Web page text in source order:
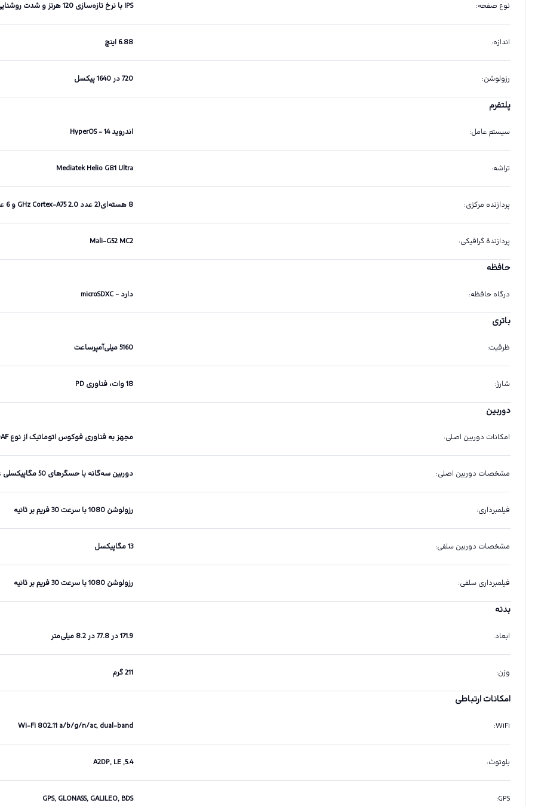
نوع صفحه: IPS با نرخ تازه‌سازی 120 هرتز و شدت روشنایی حداکثری 600 نیت
اندازه: 6.88 اینچ
رزولوشن: 720 در 1640 پیکسل
پلتفرم
سیستم عامل: اندروید 14 - HyperOS
تراشه:
Mediatek Helio G81 Ultra
پردازنده مرکزی: 8 هسته‌ای(2 عدد 2.0 GHz Cortex-A75 و 6 عدد 1.8 GHz Cortex-A55)
پردازندهٔ گرافیکی:
Mali-G52 MC2
حافظه
درگاه حافظه: دارد - microSDXC
باتری
ظرفیت: 5160 میلی‌آمپرساعت
شارژ: 18 وات، فناوری ‌PD
دوربین
امکانات دوربین اصلی: مجهز به فناوری فوکوس اتوماتیک از نوع PDAF، قابلیت عکاسی HDR
مشخصات دوربین اصلی: دوربین سه‌گانه با حسگر‌های 50 مگاپیکسلی عریض، 2 مگاپیکسلی فوق‌عریض و یک حسگر 0.08 مگاپیکسلی
فیلمبرداری: رزولوشن 1080 با سرعت 30 فریم بر ثانیه
مشخصات دوربین سلفی: 13 مگاپیکسل
فیلمبرداری سلفی: رزولوشن 1080 با سرعت 30 فریم بر ثانیه
بدنه
ابعاد: 171.9 در 77.8 در 8.2 میلی‌متر
وزن: 211 گرم
امکانات ارتباطی
WiFi
:
Wi-Fi 802.11 a/b/g/n/ac, dual-band
بلوتوث:
5.4, A2DP, LE
GPS
:
GPS, GLONASS, GALILEO, BDS